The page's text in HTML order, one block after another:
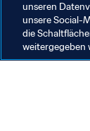
unseren
unsere Social-
die
weitergegeben